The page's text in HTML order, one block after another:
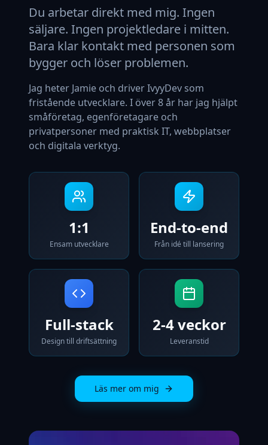
Du arbetar direkt med mig. Ingen
säljare. Ingen projektledare i mitten.
Bara klar kontakt med personen som
bygger och löser problemen.
Jag heter Jamie och driver IvyyDev som
fristående utvecklare. I över 8 år har jag hjälpt
småföretag, egenföretagare och
privatpersoner med praktisk IT, webbplatser
och digitala verktyg.
1:1
Ensam utvecklare
End-to-end
Från idé till lansering
Full-stack
Design till driftsättning
2-4 veckor
Leveranstid
Läs mer om mig